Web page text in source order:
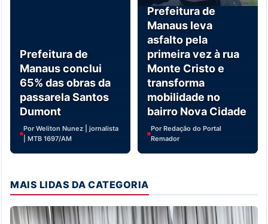
Prefeitura de
Manaus conclui
65% das obras da
passarela Santos
Dumont
Por Weliton Nunez | jornalista
| MTB 1697/AM
Prefeitura de
Manaus leva
asfalto pela
primeira vez à rua
Monte Cristo e
transforma
mobilidade no
bairro Nova Cidade
Por Redação do Portal
Remador
MAIS LIDAS DA CATEGORIA